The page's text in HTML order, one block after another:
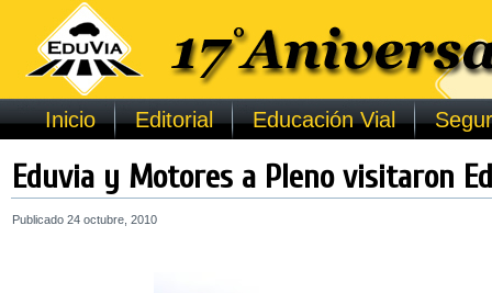
Inicio Editorial Educación Vial
Eduvia y Motores a Pleno visitaron
Publicado 24 octubre, 2010